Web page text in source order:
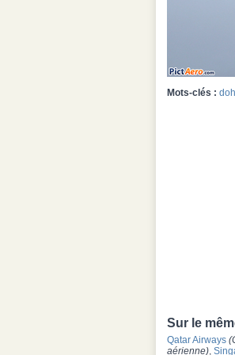
Mots-clés :
Sur le
Qatar Airways
aérienne),